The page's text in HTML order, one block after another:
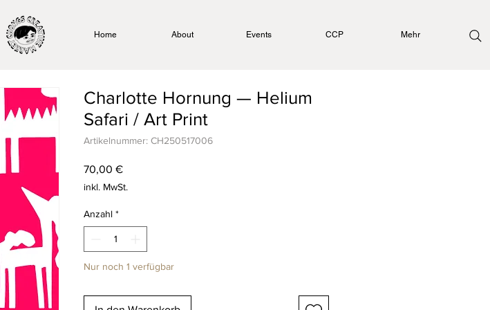
Home About Events CCP Mehr
Charlotte Hornung — Helium
Safari / Art Print
Artikelnummer: CH250517006
70,00 €Preis
inkl. MwSt.
Anzahl *
Nur noch 1 verfügbar